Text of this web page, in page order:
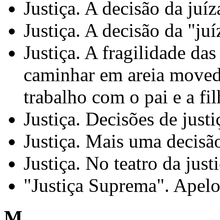
Justiça. A decisão da
Justiça. A decisão da
Justiça. A fragilidade
caminhar em areia
trabalho com o pai e a
Justiça. Decisões de
Justiça. Mais uma
Justiça. No teatro da
"Justiça Suprema".